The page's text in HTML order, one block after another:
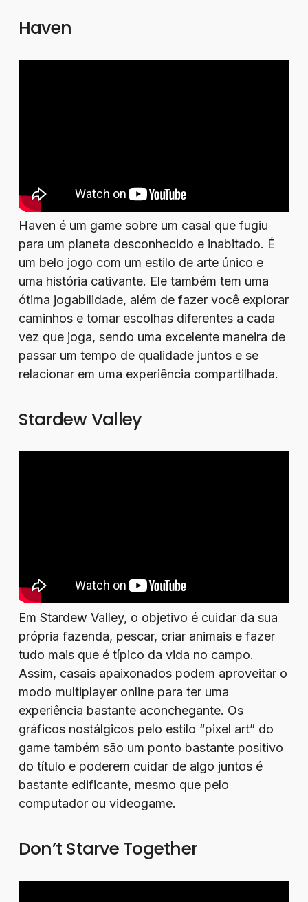
Haven
Haven é um game sobre um casal que fugiu
para um planeta desconhecido e inabitado. É
um belo jogo com um estilo de arte único e
uma história cativante. Ele também tem uma
ótima jogabilidade, além de fazer você explorar
caminhos e tomar escolhas diferentes a cada
vez que joga, sendo uma excelente maneira de
passar um tempo de qualidade juntos e se
relacionar em uma experiência compartilhada.
Stardew Valley
Em Stardew Valley, o objetivo é cuidar da sua
própria fazenda, pescar, criar animais e fazer
tudo mais que é típico da vida no campo.
Assim, casais apaixonados podem aproveitar o
modo multiplayer online para ter uma
experiência bastante aconchegante. Os
gráficos nostálgicos pelo estilo “pixel art” do
game também são um ponto bastante positivo
do título e poderem cuidar de algo juntos é
bastante edificante, mesmo que pelo
computador ou videogame.
Don’t Starve Together